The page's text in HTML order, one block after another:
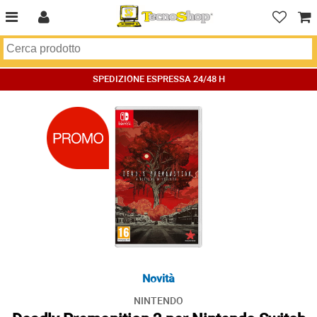
SPEDIZIONE ESPRESSA 24/48 H
Novità
NINTENDO